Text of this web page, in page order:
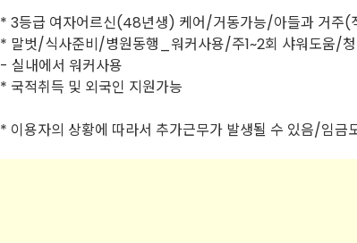
* 3등급 여자어르신(48년생) 케어/거동가능/아들과 거주(
* 말벗/식사준비/병원동행_워커사용/주1~2회 샤워도움/청
- 실내에서 워커사용
* 국적취득 및 외국인 지원가능
* 이용자의 상황에 따라서 추가근무가 발생될 수 있음/임금